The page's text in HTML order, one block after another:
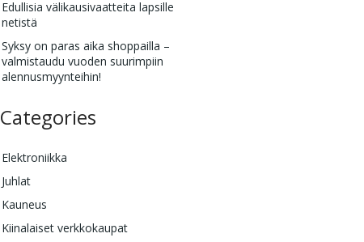
Edullisia välikausivaatteita lapsille
netistä
Syksy on paras aika shoppailla –
valmistaudu vuoden suurimpiin
alennusmyynteihin!
Categories
Elektroniikka
Juhlat
Kauneus
Kiinalaiset verkkokaupat